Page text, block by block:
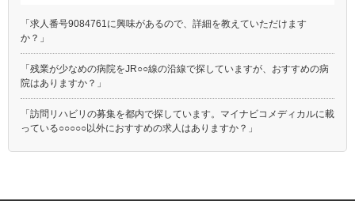
「求人番号9084761に興味があるので、詳細を教えていただけます
か？」
「残業が少なめの病院をJR○○線の沿線で探していますが、おすすめの病
院はありますか？」
「訪問リハビリの募集を都内で探しています。マイナビコメディカルに載
っている○○○○○以外におすすめの求人はありますか？」